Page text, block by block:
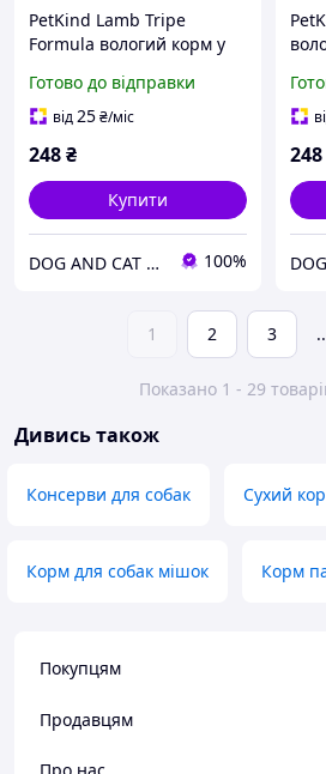
PetKind Lamb Tripe
Formula вологий корм у
усіх порід і вікових груп
Готово до відправки
від25₴/міс
248₴
Купити
DOG AND CAT Зоомагазин 100%
248
1 2 3
Показано 1 - 29
Дивись також
Консерви для собак Сухий
Корм для собак мішок Корм
Покупцям
Продавцям